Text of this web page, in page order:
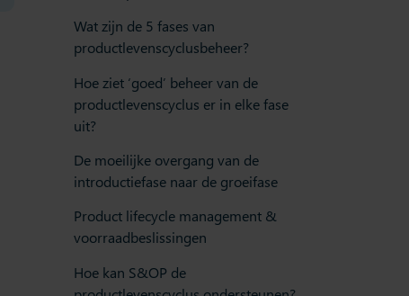
Wat zijn de 5 fases van
productlevenscyclusbeheer?
Hoe ziet ‘goed’ beheer van de
productlevenscyclus er in elke fase
uit?
De moeilijke overgang van de
introductiefase naar de groeifase
Product lifecycle management &
voorraadbeslissingen
Hoe kan S&OP de